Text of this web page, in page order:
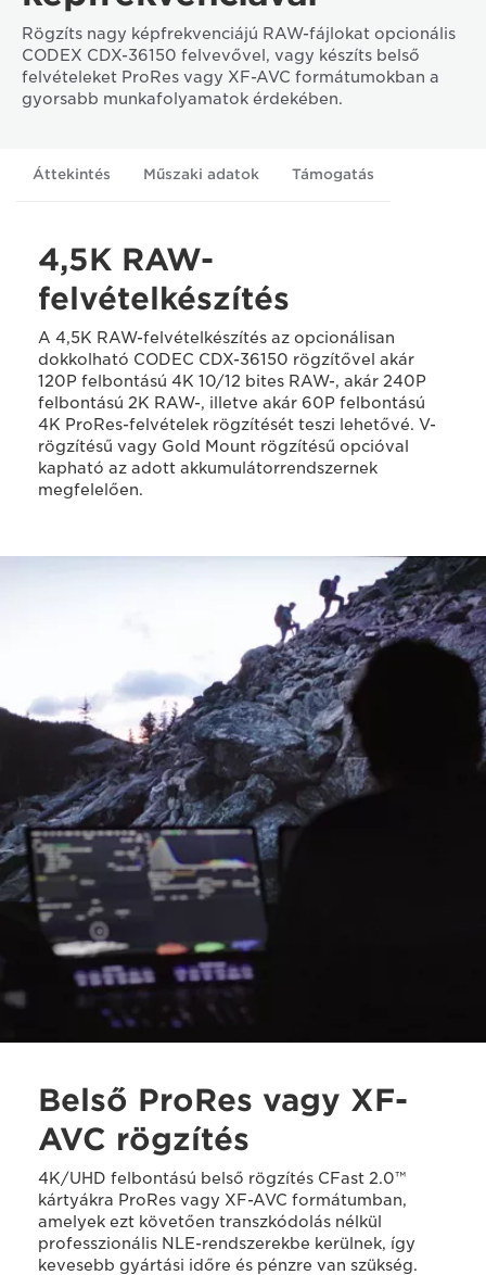
Rögzíts nagy képfrekvenciájú RAW-fájlokat opcionális
CODEX CDX-36150 felvevővel, vagy készíts belső
felvételeket ProRes vagy XF-AVC formátumokban a
gyorsabb munkafolyamatok érdekében.
Áttekintés Műszaki adatok Támogatás
4,5K RAW-
felvételkészítés
A 4,5K RAW-felvételkészítés az opcionálisan
dokkolható CODEC CDX-36150 rögzítővel akár
120P felbontású 4K 10/12 bites RAW-, akár 240P
felbontású 2K RAW-, illetve akár 60P felbontású
4K ProRes-felvételek rögzítését teszi lehetővé. V-
rögzítésű vagy Gold Mount rögzítésű opcióval
kapható az adott akkumulátorrendszernek
megfelelően.
Belső ProRes vagy XF-
AVC rögzítés
4K/UHD felbontású belső rögzítés CFast 2.0™
kártyákra ProRes vagy XF-AVC formátumban,
amelyek ezt követően transzkódolás nélkül
professzionális NLE-rendszerekbe kerülnek, így
kevesebb gyártási időre és pénzre van szükség.